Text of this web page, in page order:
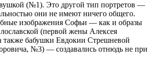
(№1). Это другой тип портретов —
они не имеют ничего общего.
изображения Софьи — как и образы
(первой жены Алексея
бабушки Евдокии Стрешневой
№3) — создавались отнюдь не при